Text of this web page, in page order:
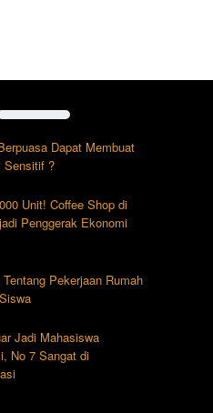
Dapat Membuat
Sensitif ?
Unit! Coffee Shop di
Penggerak Ekonomi
Pekerjaan Rumah
Jadi Mahasiswa
No 7 Sangat di